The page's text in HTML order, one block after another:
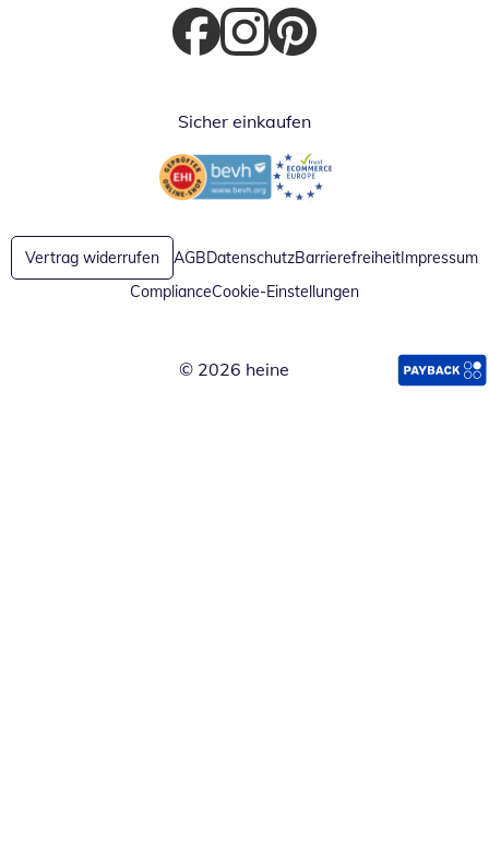
Öffnet in neuem Fenster
Öffnet in neuem Fenster
Öffnet in neuem Fenster
Sicher einkaufen
Öffnet in neuem FensterÖffnet in neuem Fenster
Vertrag widerrufen AGBDatenschutzBarrierefreiheitImpressum
ComplianceCookie-Einstellungen
© 2026 heine